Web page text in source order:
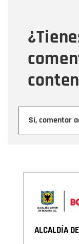
Sí, comentar
Mensaje
ALCALDÍA